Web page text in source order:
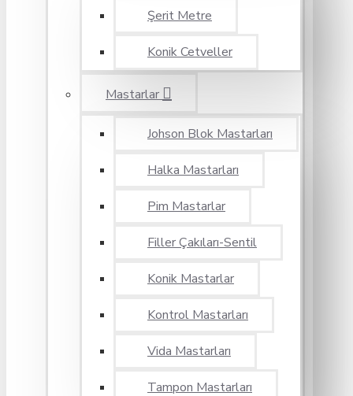
Şerit Metre
Konik Cetveller
Mastarlar
Johson Blok Mastarları
Halka Mastarları
Pim Mastarlar
Filler Çakıları-Sentil
Konik Mastarlar
Kontrol Mastarları
Vida Mastarları
Tampon Mastarları